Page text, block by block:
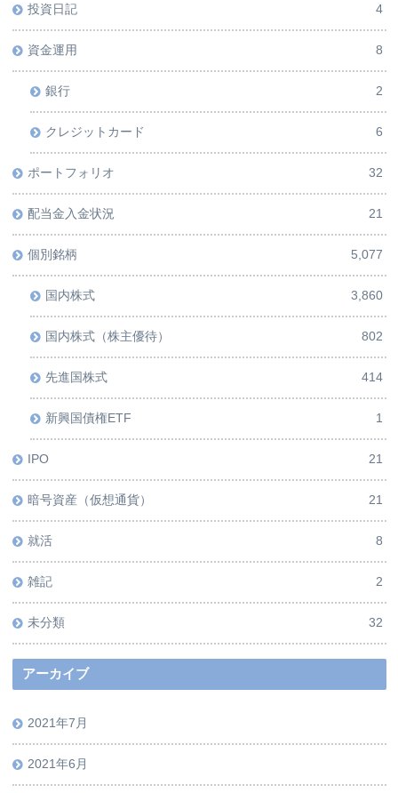
投資日記 4
資金運用 8
銀行 2
クレジットカード 6
ポートフォリオ 32
配当金入金状況 21
個別銘柄 5,077
国内株式 3,860
国内株式（株主優待） 802
先進国株式 414
新興国債権ETF 1
IPO 21
暗号資産（仮想通貨） 21
就活 8
雑記 2
未分類 32
アーカイブ
2021年7月
2021年6月